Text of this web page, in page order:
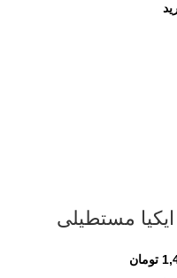
مستطیلی
تومان